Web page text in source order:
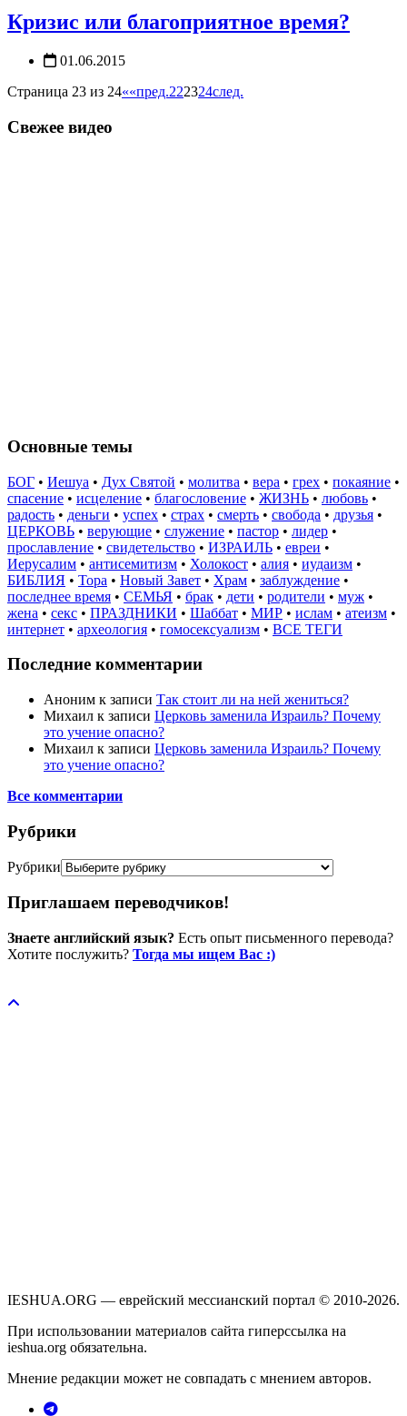
Кризис или благоприятное время?
01.06.2015
Страница 23 из 24««пред.222324след.
Свежее видео
Основные темы
БОГ • Иешуа • Дух Святой • молитва • вера • грех • покаяние •
спасение • исцеление • благословение • ЖИЗНЬ • любовь •
радость • деньги • успех • страх • смерть • свобода • друзья •
ЦЕРКОВЬ • верующие • служение • пастор • лидер •
прославление • свидетельство • ИЗРАИЛЬ • евреи •
Иерусалим • антисемитизм • Холокост • алия • иудаизм •
БИБЛИЯ • Тора • Новый Завет • Храм • заблуждение •
последнее время • СЕМЬЯ • брак • дети • родители • муж •
жена • секс • ПРАЗДНИКИ • Шаббат • МИР • ислам • атеизм •
интернет • археология • гомосексуализм • ВСЕ ТЕГИ
Последние комментарии
Аноним к записи Так стоит ли на ней жениться?
Михаил к записи Церковь заменила Израиль? Почему
это учение опасно?
Михаил к записи Церковь заменила Израиль? Почему
это учение опасно?
Все комментарии
Рубрики
Рубрики
Приглашаем переводчиков!
Знаете английский язык? Есть опыт письменного перевода?
Хотите послужить? Тогда мы ищем Вас :)
IESHUA.ORG — еврейский мессианский портал © 2010-2026.
При использовании материалов сайта гиперссылка на
ieshua.org обязательна.
Мнение редакции может не совпадать с мнением авторов.